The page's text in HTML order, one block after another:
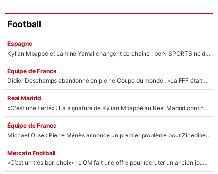
Football
Espagne
Kylian Mbappé et Lamine Yamal changent de chaîne : beIN SPORTS ne digère pas cette décision historique et prédit un fiasco pour la Liga
Équipe de France
Didier Deschamps abandonné en pleine Coupe du monde : «La FFF était déjà passée à Zinedine Zidane»
Real Madrid
«C'est une fierté» : La signature de Kylian Mbappé au Real Madrid continue de régaler l'Espagne
Équipe de France
Michael Olise : Pierre Ménès annonce un premier problème pour Zinedine Zidane en équipe de France
Mercato Football
«C’est un très bon choix» : L'OM fait une offre pour recruter un ancien joueur du PSG... et c'est validé dans l'After Foot !